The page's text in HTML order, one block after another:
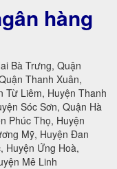
hàng
Bà Trưng, Quận
Thanh Xuân,
Từ Liêm, Huyện Thanh
Sóc Sơn, Quận Hà
Phúc Thọ, Huyện
Mỹ, Huyện Đan
Huyện Ứng Hoà,
Mê Linh